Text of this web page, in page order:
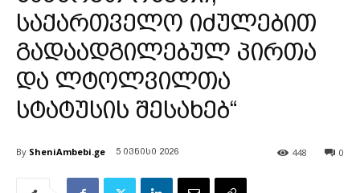
საქართველო იძულებით
გადაადგილებულ პირთა
და ლტოლვილთა
სტატუსის შესახებ“
By SheniAmbebi.ge 5 ივნისი 2026 0
448